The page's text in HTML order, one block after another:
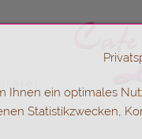
+ 3]
Ihnen ein optimales
Statistikzwecken,